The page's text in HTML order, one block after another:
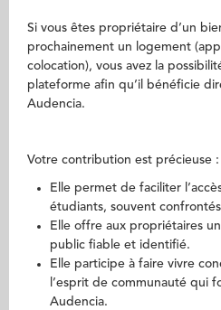
Si vous êtes propriétaire d’un
prochainement un logement
colocation), vous avez la
plateforme afin qu’il bénéficie
Audencia.
Votre contribution est précieuse :
Elle permet de faciliter
étudiants, souvent
Elle offre aux propriétaires
public fiable et identifié.
Elle participe à faire vivre
l’esprit de communauté qui
Audencia.